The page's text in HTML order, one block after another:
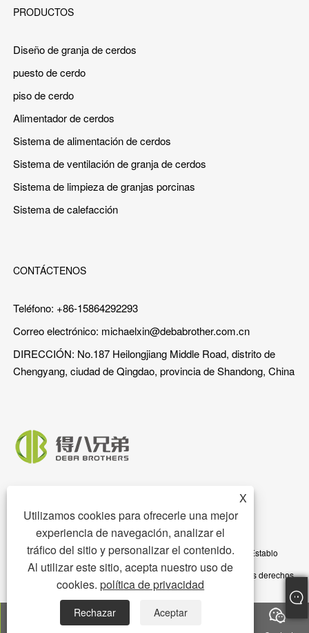
PRODUCTOS
Diseño de granja de cerdos
puesto de cerdo
piso de cerdo
Alimentador de cerdos
Sistema de alimentación de cerdos
Sistema de ventilación de granja de cerdos
Sistema de limpieza de granjas porcinas
Sistema de calefacción
CONTÁCTENOS
Teléfono: +86-15864292293
Correo electrónico: michaelxin@debabrother.com.cn
DIRECCIÓN: No.187 Heilongjiang Middle Road, distrito de
Chengyang, ciudad de Qingdao, provincia de Shandong, China
Copyright © 2023 Qingdao DEBA Brother Machinery Co., Ltd. - Establo
para cerdos, piso para cerdos, comedero para cerdos - Todos los derechos
X
Utilizamos cookies para ofrecerle una mejor
experiencia de navegación, analizar el
tráfico del sitio y personalizar el contenido.
Al utilizar este sitio, acepta nuestro uso de
cookies.política de privacidad
Rechazar Aceptar